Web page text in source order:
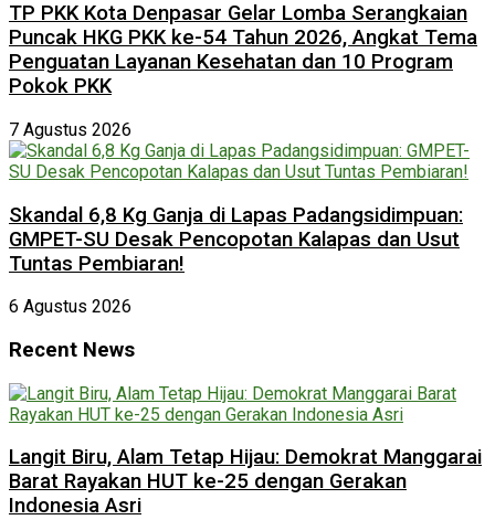
TP PKK Kota Denpasar Gelar Lomba Serangkaian
Puncak HKG PKK ke-54 Tahun 2026, Angkat Tema
Penguatan Layanan Kesehatan dan 10 Program
Pokok PKK
7 Agustus 2026
Skandal 6,8 Kg Ganja di Lapas Padangsidimpuan:
GMPET-SU Desak Pencopotan Kalapas dan Usut
Tuntas Pembiaran!
6 Agustus 2026
Recent News
Langit Biru, Alam Tetap Hijau: Demokrat Manggarai
Barat Rayakan HUT ke-25 dengan Gerakan
Indonesia Asri